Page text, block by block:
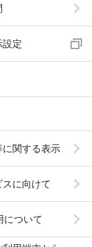
設定
関する表示
に向けて
について